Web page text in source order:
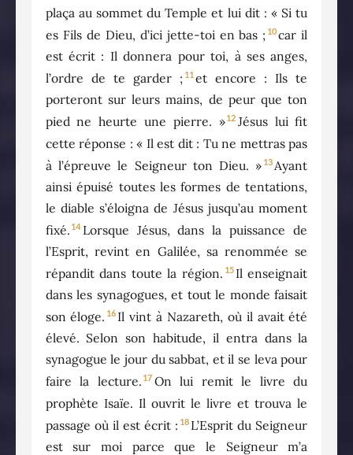
plaça au sommet du Temple et lui dit : « Si tu
es Fils de Dieu, d’ici jette-toi en bas ; 10car il
est écrit : Il donnera pour toi, à ses anges,
l’ordre de te garder ; 11 et encore : Ils te
porteront sur leurs mains, de peur que ton
pied ne heurte une pierre. »12 Jésus lui fit
cette réponse : « Il est dit : Tu ne mettras pas
à l’épreuve le Seigneur ton Dieu. » 13 Ayant
ainsi épuisé toutes les formes de tentations,
le diable s’éloigna de Jésus jusqu’au moment
fixé. 14 Lorsque Jésus, dans la puissance de
l’Esprit, revint en Galilée, sa renommée se
répandit dans toute la région. 15 Il enseignait
dans les synagogues, et tout le monde faisait
son éloge. 16 Il vint à Nazareth, où il avait été
élevé. Selon son habitude, il entra dans la
synagogue le jour du sabbat, et il se leva pour
faire la lecture. 17 On lui remit le livre du
prophète Isaïe. Il ouvrit le livre et trouva le
passage où il est écrit : 18 L’Esprit du Seigneur
est sur moi parce que le Seigneur m’a